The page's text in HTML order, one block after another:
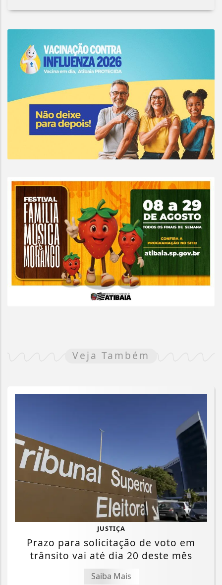
Veja Também
JUSTIÇA
Prazo para solicitação de voto em
trânsito vai até dia 20 deste mês
Saiba Mais